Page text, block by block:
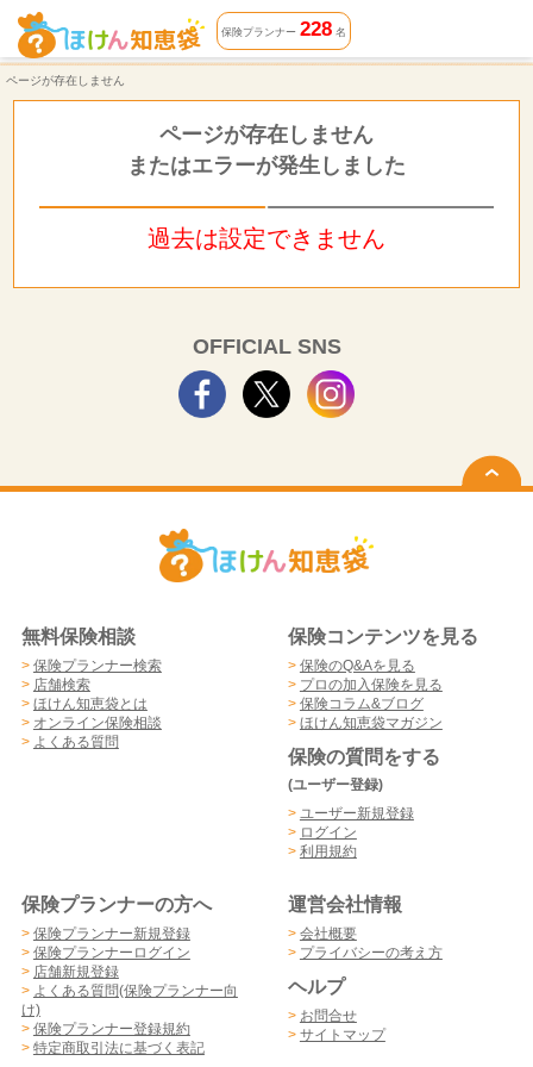
ページが存在しません | ほけん知恵袋
保険プランナー 228名
ページが存在しません
ページが存在しません
またはエラーが発生しました
過去は設定できません
OFFICIAL SNS
無料保険相談
> 保険プランナー検索
> 店舗検索
> ほけん知恵袋とは
> オンライン保険相談
> よくある質問
保険コンテンツを見る
> 保険のQ&Aを見る
> プロの加入保険を見る
> 保険コラム&ブログ
> ほけん知恵袋マガジン
保険の質問をする
(ユーザー登録)
> ユーザー新規登録
> ログイン
> 利用規約
保険プランナーの方へ
> 保険プランナー新規登録
> 保険プランナーログイン
> 店舗新規登録
> よくある質問(保険プランナー向
け)
> 保険プランナー登録規約
> 特定商取引法に基づく表記
運営会社情報
> 会社概要
> プライバシーの考え方
ヘルプ
> お問合せ
> サイトマップ